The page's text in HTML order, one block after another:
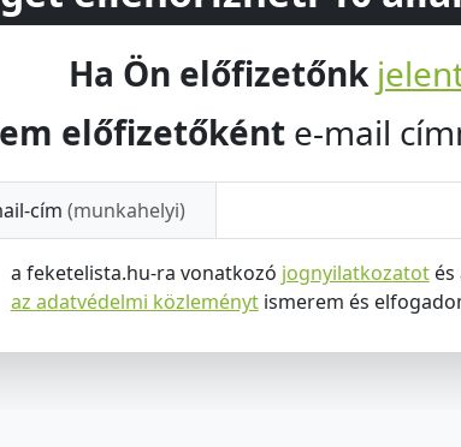
Ha Ön előfizetőnk
előfizetőként e-mail
cím (munkahelyi)
a feketelista.hu-ra vonatkozó jognyilatkozatotés
az adatvédelmi közleménytismerem és